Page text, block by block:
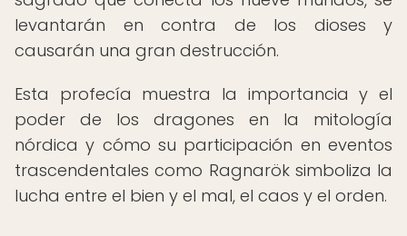
levantarán en contra de los dioses y
causarán una gran destrucción.
Esta profecía muestra la importancia y el
poder de los dragones en la mitología
nórdica y cómo su participación en eventos
trascendentales como Ragnarök simboliza la
lucha entre el bien y el mal, el caos y el orden.